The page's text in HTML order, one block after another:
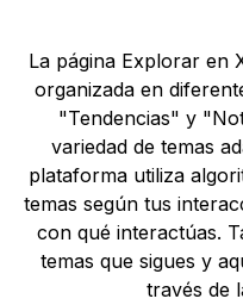
La página Explorar en
organizada en
"Tendencias" y
variedad de temas
plataforma utiliza
temas según tus
con qué interactúas.
temas que sigues y
través de